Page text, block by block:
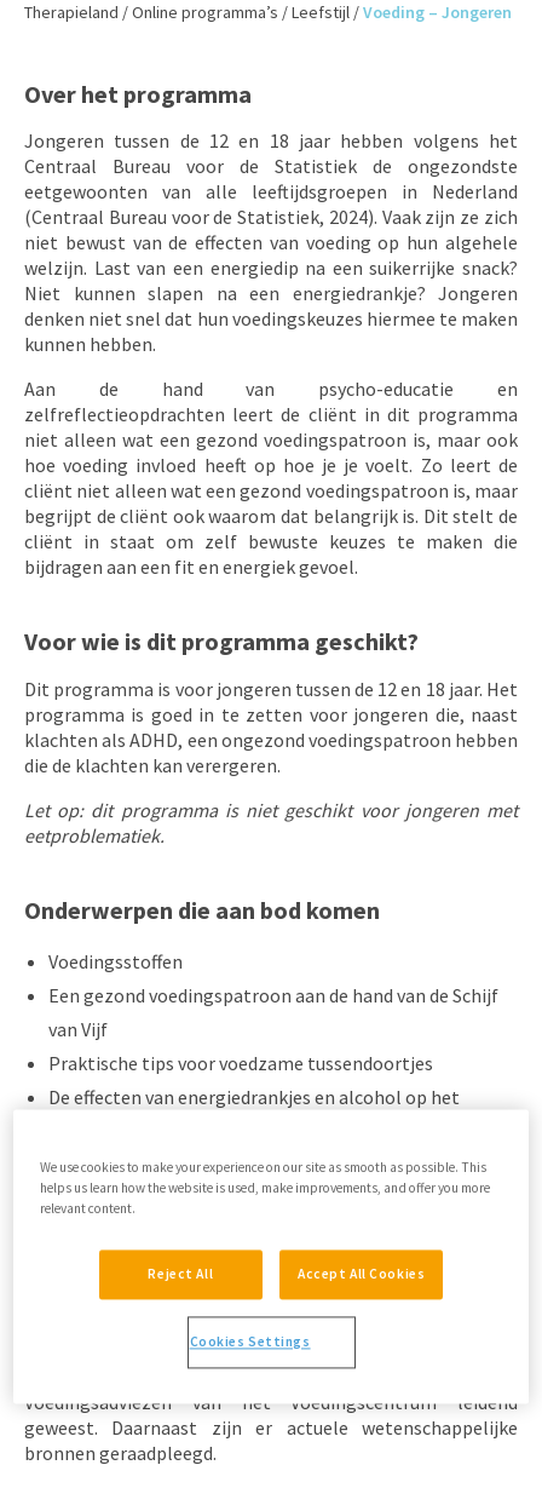
Therapieland /Online programma’s /Leefstijl /Voeding – Jongeren
Over het programma
Jongeren tussen de 12 en 18 jaar hebben volgens het
Centraal Bureau voor de Statistiek de ongezondste
eetgewoonten van alle leeftijdsgroepen in Nederland
(Centraal Bureau voor de Statistiek, 2024). Vaak zijn ze zich
niet bewust van de effecten van voeding op hun algehele
welzijn. Last van een energiedip na een suikerrijke snack?
Niet kunnen slapen na een energiedrankje? Jongeren
denken niet snel dat hun voedingskeuzes hiermee te maken
kunnen hebben.
Aan de hand van psycho-educatie en
zelfreflectieopdrachten leert de cliënt in dit programma
niet alleen wat een gezond voedingspatroon is, maar ook
hoe voeding invloed heeft op hoe je je voelt. Zo leert de
cliënt niet alleen wat een gezond voedingspatroon is, maar
begrijpt de cliënt ook waarom dat belangrijk is. Dit stelt de
cliënt in staat om zelf bewuste keuzes te maken die
bijdragen aan een fit en energiek gevoel.
Voor wie is dit programma geschikt?
Dit programma is voor jongeren tussen de 12 en 18 jaar. Het
programma is goed in te zetten voor jongeren die, naast
klachten als ADHD, een ongezond voedingspatroon hebben
die de klachten kan verergeren.
Let op: dit programma is niet geschikt voor jongeren met
eetproblematiek.
Onderwerpen die aan bod komen
Voedingsstoffen
Een gezond voedingspatroon aan de hand van de Schijf
van Vijf
Praktische tips voor voedzame tussendoortjes
De effecten van energiedrankjes en alcohol op het
De relatie tussen voeding en gevoel
Factoren die voedingskeuzes beïnvloeden, zoals social
Hoe is het programma ontwikkeld?
Voor de ontwikkeling van dit programma zijn de
Voedingsadviezen van het Voedingscentrum leidend
geweest. Daarnaast zijn er actuele wetenschappelijke
bronnen geraadpleegd.
We use cookies to make your experience on our site as smooth as possible. This
helps us learn how the website is used, make improvements, and offer you more
relevant content.
Reject All Accept All Cookies
Cookies Settings